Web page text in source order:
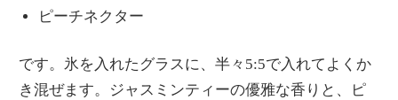
ピーチネクター
です。氷を入れたグラスに、半々5:5で入れてよくか
き混ぜます。ジャスミンティーの優雅な香りと、ピ